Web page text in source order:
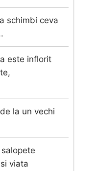
schimbi ceva
este inflorit
la un vechi
viata